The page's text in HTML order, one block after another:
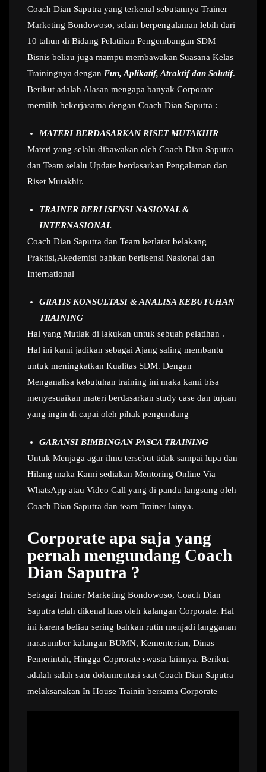
Coach Dian Saputra yang terkenal sebutannya Trainer
Marketing Bondowoso, selain berpengalaman lebih dari
10 tahun di Bidang Pelatihan Pengembangan SDM
Bisnis beliau juga mampu membawakan Suasana Kelas
Trainingnya dengan Fun, Aplikatif, Atraktif dan Solutif.
Berikut adalah Alasan mengapa banyak Corporate
memilih bekerjasama dengan Coach Dian Saputra :
MATERI BERDASARKAN RISET MUTAKHIR
Materi yang selalu dibawakan oleh Coach Dian Saputra
dan Team selalu Update berdasarkan Pengalaman dan
Riset Mutakhir.
TRAINER BERLISENSI NASIONAL &
INTERNASIONAL
Coach Dian Saputra dan Team berlatar belakang
Praktisi,Akedemisi bahkan berlisensi Nasional dan
International
GRATIS KONSULTASI & ANALISA KEBUTUHAN
TRAINING
Hal yang Mutlak di lakukan untuk sebuah pelatihan .
Hal ini kami jadikan sebagai Ajang saling membantu
untuk meningkatkan Kualitas SDM. Dengan
Menganalisa kebutuhan training ini maka kami bisa
menyesuaikan materi berdasarkan study case dan tujuan
yang ingin di capai oleh pihak pengundang
GARANSI BIMBINGAN PASCA TRAINING
Untuk Menjaga agar ilmu tersebut tidak sampai lupa dan
Hilang maka Kami sediakan Mentoring Online Via
WhatsApp atau Video Call yang di pandu langsung oleh
Coach Dian Saputra dan team Trainer lainya.
Corporate apa saja yang
pernah mengundang Coach
Dian Saputra ?
Sebagai Trainer Marketing Bondowoso, Coach Dian
Saputra telah dikenal luas oleh kalangan Corporate. Hal
ini karena beliau sering bahkan rutin menjadi langganan
narasumber kalangan BUMN, Kementerian, Dinas
Pemerintah, Hingga Coprorate swasta lainnya. Berikut
adalah salah satu dokumentasi saat Coach Dian Saputra
melaksanakan In House Trainin bersama Corporate